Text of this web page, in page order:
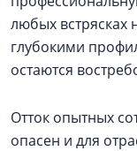
любых встрясках
глубокими
остаются
Отток опытных
опасен и для